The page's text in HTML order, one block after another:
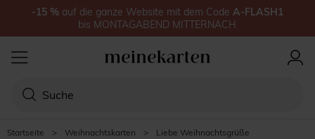
Startseite > Weihnachtskarten > Liebe Weihnachtsgrüße
-15 % auf die ganze Website mit dem Code A-FLASH1
bis MONTAGABEND MITTERNACH